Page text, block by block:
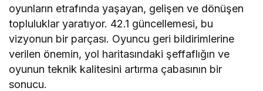
oyunların etrafında yaşayan, gelişen ve dönüşen
topluluklar yaratıyor. 42.1 güncellemesi, bu
vizyonun bir parçası. Oyuncu geri bildirimlerine
verilen önemin, yol haritasındaki şeffaflığın ve
oyunun teknik kalitesini artırma çabasının bir
sonucu.